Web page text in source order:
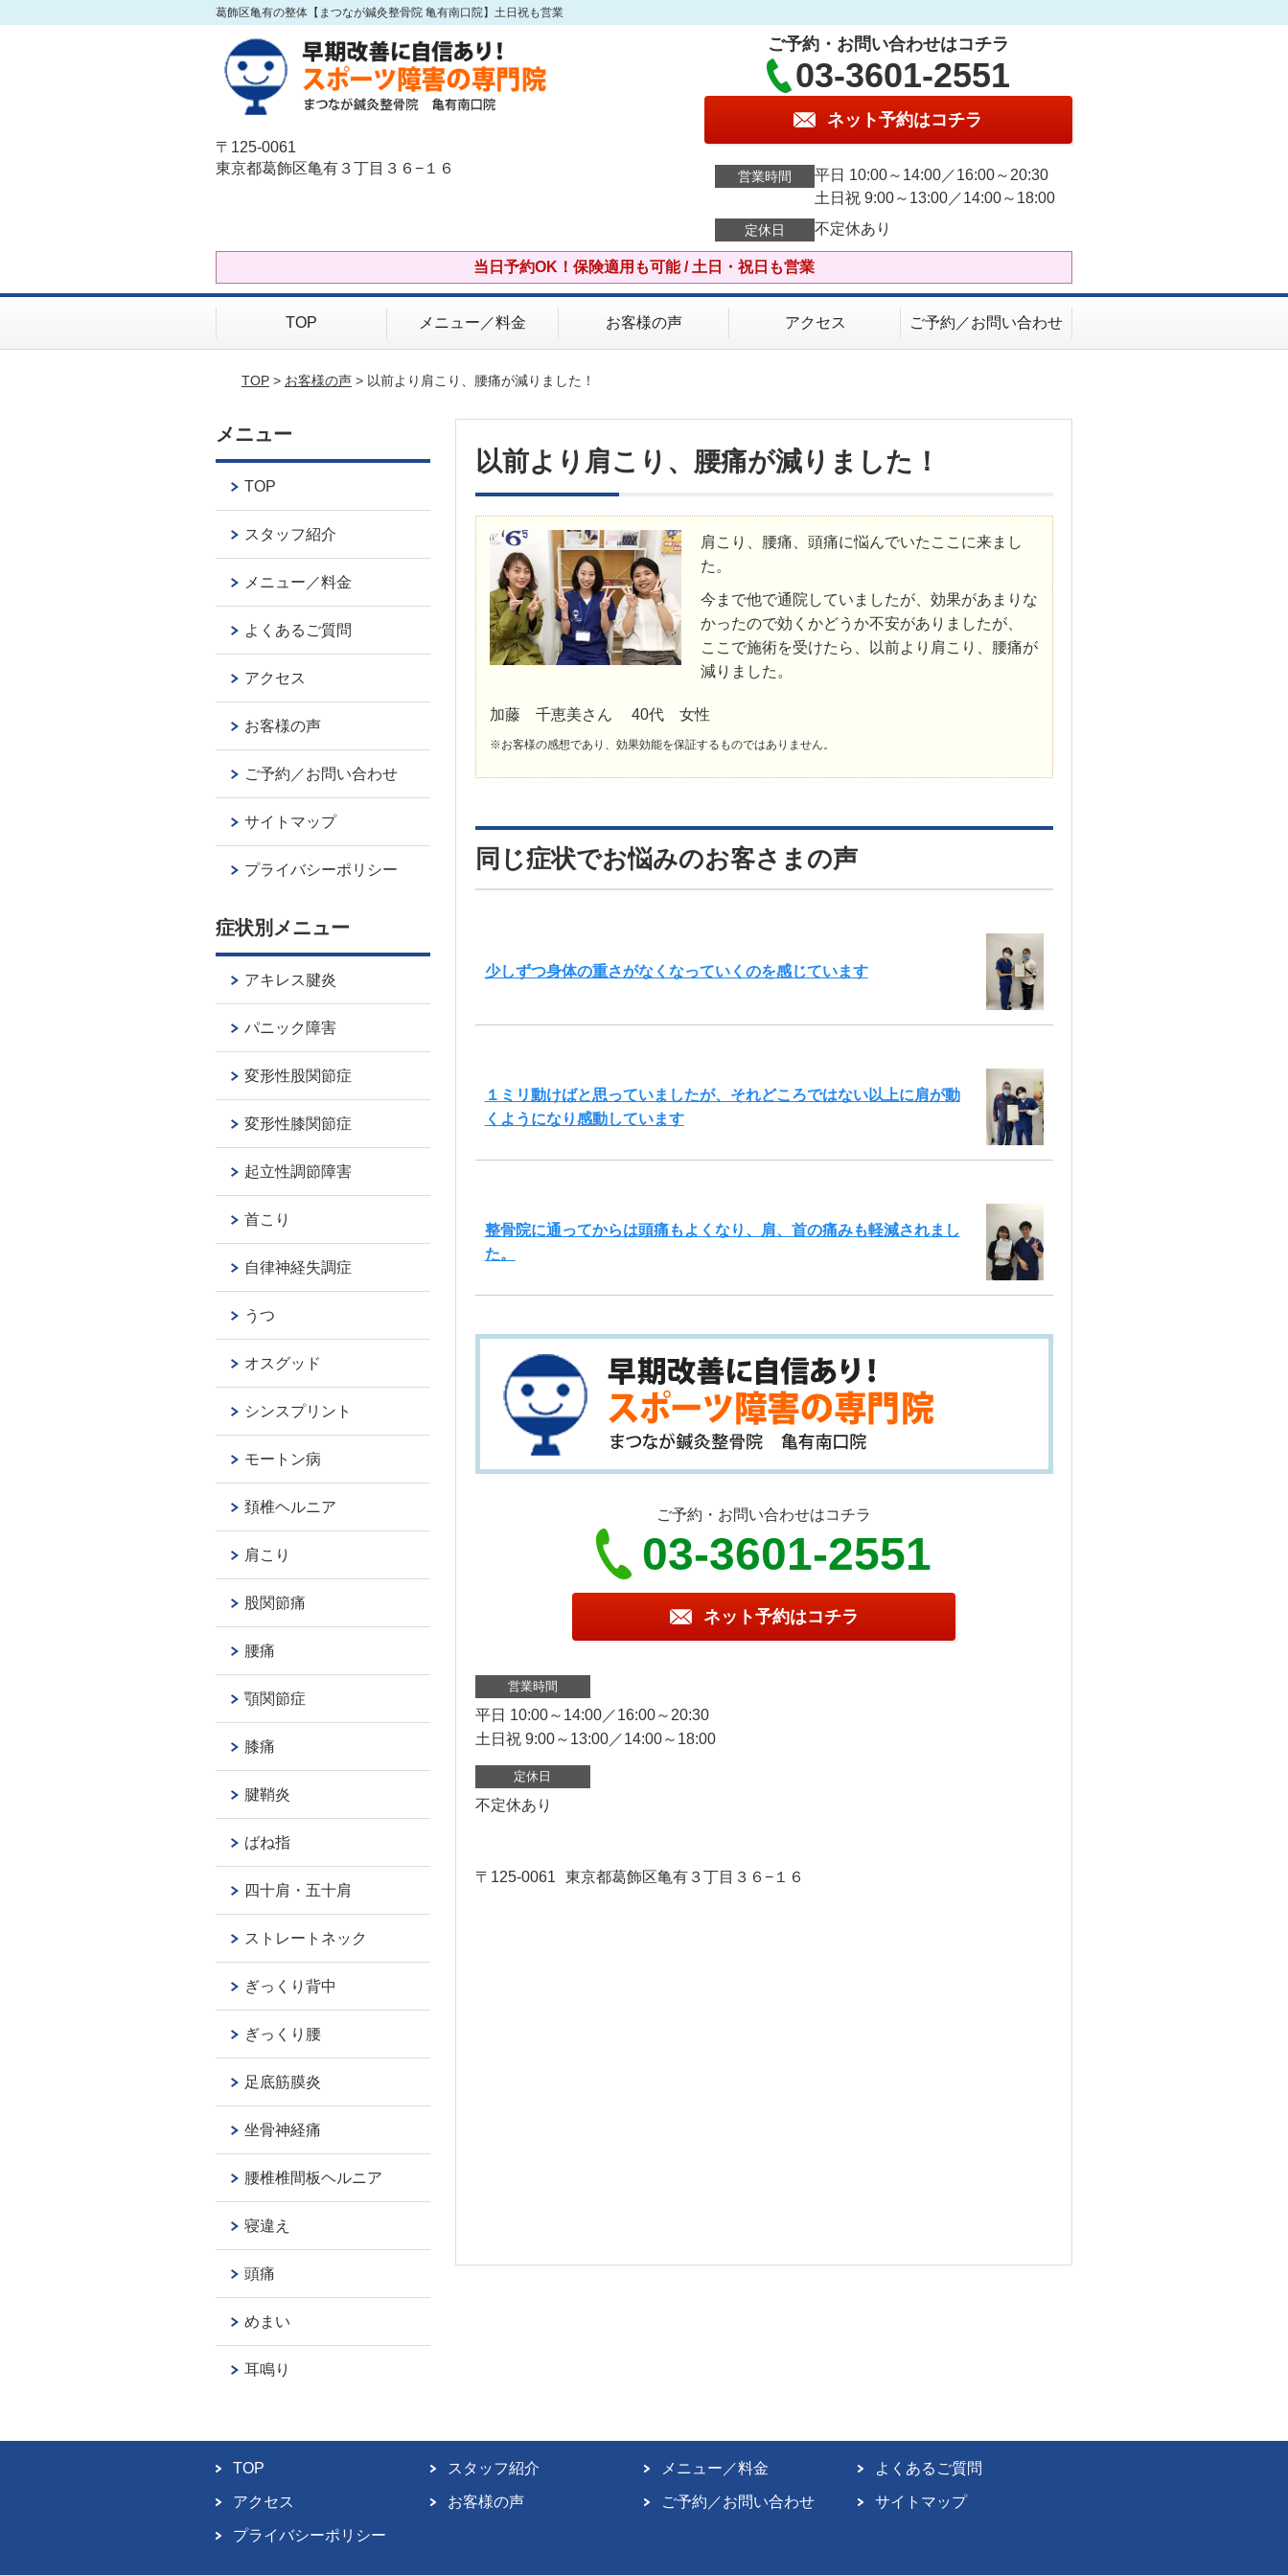
葛飾区亀有の整体【まつなが鍼灸整骨院 亀有南口院】土日祝も営業
〒125-0061
東京都葛飾区亀有３丁目３６−１６
ご予約・お問い合わせはコチラ
03-3601-2551
ネット予約はコチラ
営業時間
平日 10:00～14:00／16:00～20:30
土日祝 9:00～13:00／14:00～18:00
定休日 不定休あり
当日予約OK！保険適用も可能 / 土日・祝日も営業
TOP メニュー／料金 お客様の声 アクセス ご予約／お問い合わせ
TOP> お客様の声> 以前より肩こり、腰痛が減りました！
以前より肩こり、腰痛が減りました！
肩こり、腰痛、頭痛に悩んでいたここに来まし
た。
今まで他で通院していましたが、効果があまりな
かったので効くかどうか不安がありましたが、
ここで施術を受けたら、以前より肩こり、腰痛が
減りました。
加藤 千恵美さん 40代 女性
※お客様の感想であり、効果効能を保証するものではありません。
同じ症状でお悩みのお客さまの声
少しずつ身体の重さがなくなっていくのを感じています
１ミリ動けばと思っていましたが、それどころではない以上に肩が動
くようになり感動しています
整骨院に通ってからは頭痛もよくなり、肩、首の痛みも軽減されまし
た。
ご予約・お問い合わせはコチラ
03-3601-2551
ネット予約はコチラ
営業時間
平日 10:00～14:00／16:00～20:30
土日祝 9:00～13:00／14:00～18:00
定休日
不定休あり
〒125-0061 東京都葛飾区亀有３丁目３６−１６
メニュー
TOP
スタッフ紹介
メニュー／料金
よくあるご質問
アクセス
お客様の声
ご予約／お問い合わせ
サイトマップ
プライバシーポリシー
症状別メニュー
アキレス腱炎
パニック障害
変形性股関節症
変形性膝関節症
起立性調節障害
首こり
自律神経失調症
うつ
オスグッド
シンスプリント
モートン病
頚椎ヘルニア
肩こり
股関節痛
腰痛
顎関節症
膝痛
腱鞘炎
ばね指
四十肩・五十肩
ストレートネック
ぎっくり背中
ぎっくり腰
足底筋膜炎
坐骨神経痛
腰椎椎間板ヘルニア
寝違え
頭痛
めまい
耳鳴り
TOP スタッフ紹介 メニュー／料金 よくあるご質問
アクセス お客様の声 ご予約／お問い合わせ サイトマップ
プライバシーポリシー